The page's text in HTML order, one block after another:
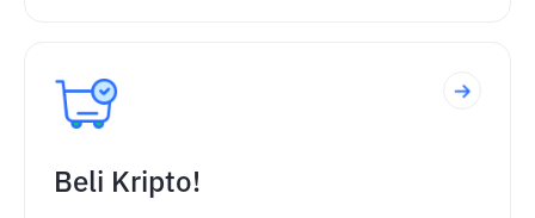
Beli Kripto!